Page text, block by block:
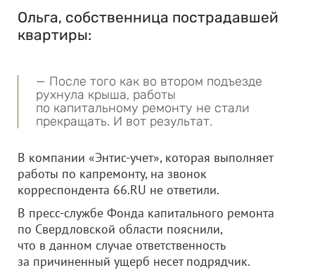
Ольга, собственница пострадавшей
квартиры:
— После того как во втором подъезде
рухнула крыша, работы
по капитальному ремонту не стали
прекращать. И вот результат.
В компании «Энтис-учет», которая выполняет
работы по капремонту, на звонок
корреспондента 66.RU не ответили.
В пресс-службе Фонда капитального ремонта
по Свердловской области пояснили,
что в данном случае ответственность
за причиненный ущерб несет подрядчик.